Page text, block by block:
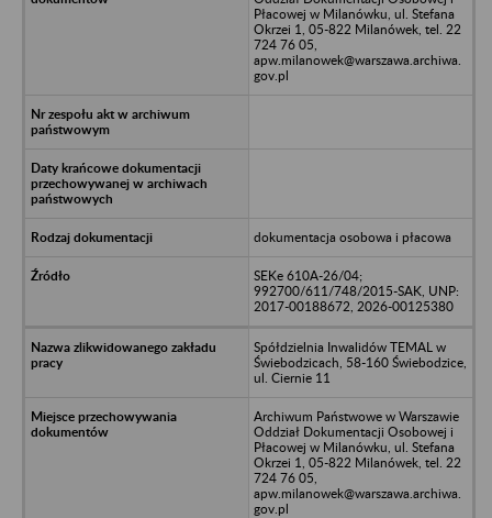
Płacowej w Milanówku, ul. Stefana
Okrzei 1, 05-822 Milanówek, tel. 22
724 76 05,
apw.milanowek@warszawa.archiwa.
gov.pl
dokumentacja osobowa i płacowa
SEKe 610A-26/04;
992700/611/748/2015-SAK, UNP:
2017-00188672, 2026-00125380
Spółdzielnia Inwalidów TEMAL w
Świebodzicach, 58-160 Świebodzice,
ul. Ciernie 11
Archiwum Państwowe w Warszawie
Oddział Dokumentacji Osobowej i
Płacowej w Milanówku, ul. Stefana
Okrzei 1, 05-822 Milanówek, tel. 22
724 76 05,
apw.milanowek@warszawa.archiwa.
gov.pl